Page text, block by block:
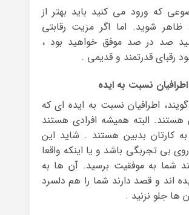
که ورود می کنید باید بهتر از
ظاهر شوید. اما اگر مزیت رقابتی
صد در صد موفق خواهید بود ،
رقبای قدرتمند و قدیمی .
اطرافیان نسبت به ایده ای که
هستند. البته همیشه افرادی هستند
کارتان بدبین هستند . شاید این
روی بی تجربگی باشد و یا اینکه واقعا
شما به موفقیت برسید. آن ها به
اند و قصد دارند شما را هم دلسرد
ها جلو نزنید .